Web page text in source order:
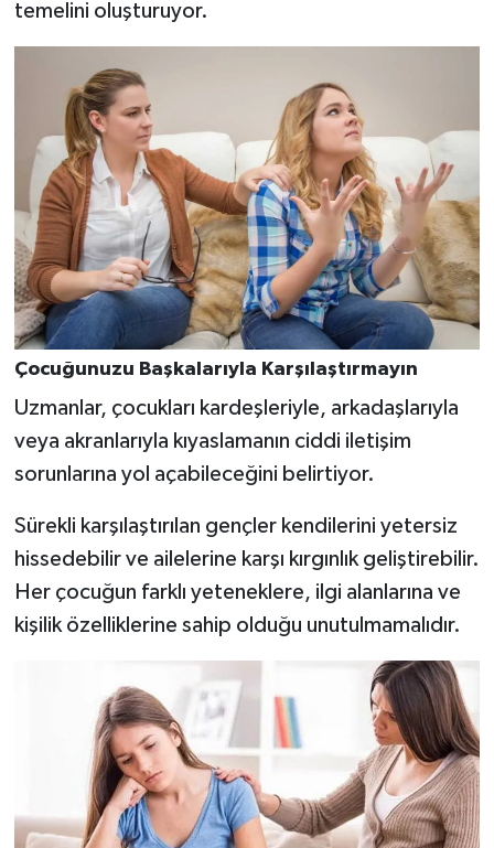
temelini oluşturuyor.
Çocuğunuzu Başkalarıyla Karşılaştırmayın
Uzmanlar, çocukları kardeşleriyle, arkadaşlarıyla
veya akranlarıyla kıyaslamanın ciddi iletişim
sorunlarına yol açabileceğini belirtiyor.
Sürekli karşılaştırılan gençler kendilerini yetersiz
hissedebilir ve ailelerine karşı kırgınlık geliştirebilir.
Her çocuğun farklı yeteneklere, ilgi alanlarına ve
kişilik özelliklerine sahip olduğu unutulmamalıdır.